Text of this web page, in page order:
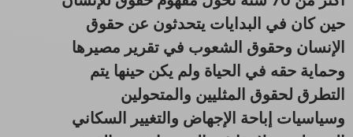
حين كان في البدايات يتحدثون عن حقوق
الإنسان وحقوق الشعوب في تقرير مصيرها
وحماية حقه في الحياة ولم يكن حينها يتم
التطرق لحقوق المثليين والمتحولين
وسياسيات إباحة الإجهاض والتغيير السكاني